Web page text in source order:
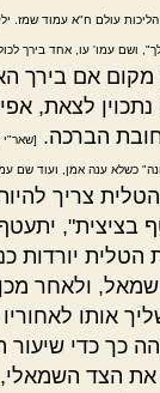
עולם ח"א עמוד שמז.
ושם עמו' עו, אחד בירך
מקום אם בירך
לצאת,
הברכה.
[שאר"י
כשלא ענה אמן, ועוד שם
צריך
בציצית",
יורדות
שמאל, ולאחר
אותו
כך כדי שיעור
הצד השמאלי,